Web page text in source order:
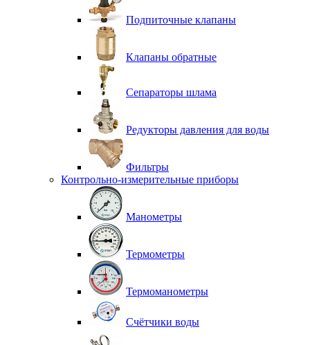
Подпиточные клапаны
Клапаны обратные
Сепараторы шлама
Редукторы давления для воды
Фильтры
Контрольно-измерительные приборы
Манометры
Термометры
Термоманометры
Счётчики воды